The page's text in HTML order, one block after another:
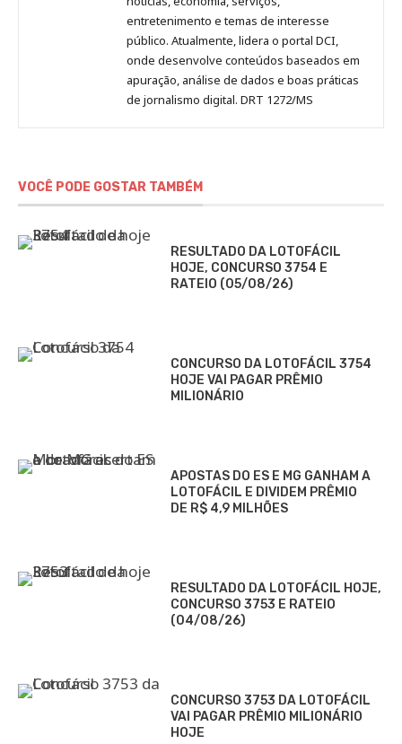
entretenimento e temas de interesse
público. Atualmente, lidera o portal DCI,
onde desenvolve conteúdos baseados em
apuração, análise de dados e boas práticas
de jornalismo digital. DRT 1272/MS
VOCÊ PODE GOSTAR TAMBÉM
RESULTADO DA LOTOFÁCIL
HOJE, CONCURSO 3754 E
RATEIO (05/08/26)
CONCURSO DA LOTOFÁCIL 3754
HOJE VAI PAGAR PRÊMIO
MILIONÁRIO
APOSTAS DO ES E MG GANHAM A
LOTOFÁCIL E DIVIDEM PRÊMIO
DE R$ 4,9 MILHÕES
RESULTADO DA LOTOFÁCIL HOJE,
CONCURSO 3753 E RATEIO
(04/08/26)
CONCURSO 3753 DA LOTOFÁCIL
VAI PAGAR PRÊMIO MILIONÁRIO
HOJE